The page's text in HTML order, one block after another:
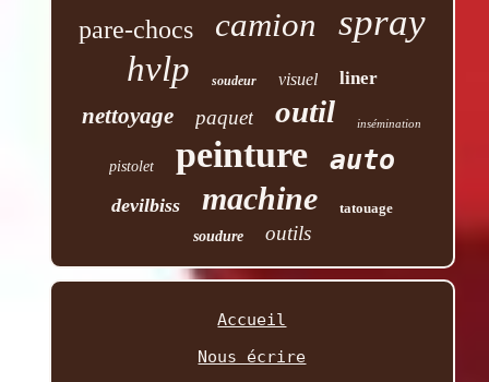
pare-chocs camion spray
hvlp soudeur visuel liner
nettoyage paquet outil insémination
pistolet peinture auto
devilbiss machine
tatouage
soudure
outils
Accueil
Nous écrire